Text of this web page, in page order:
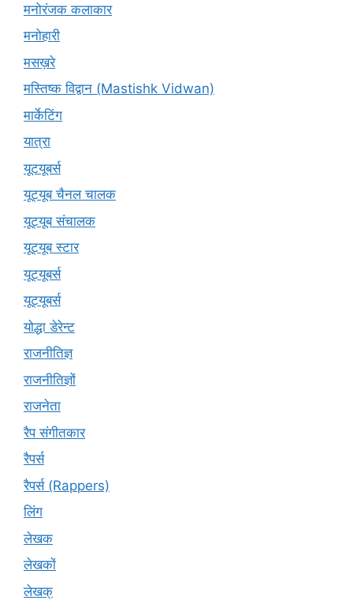
मनोरंजक कलाकार
मनोहारी
मसख़रे
मस्तिष्क विद्वान (Mastishk Vidwan)
मार्केटिंग
यात्रा
यूटयूबर्स
यूट्यूब चैनल चालक
यूट्यूब संचालक
यूट्यूब स्टार
यूट्यूबर्स
यूट्‍यूबर्स
योद्धा डेरेन्ट
राजनीतिज्ञ
राजनीतिज्ञों
राजनेता
रैप संगीतकार
रैपर्स
रैपर्स (Rappers)
लिंग
लेखक
लेखकों
लेखक्